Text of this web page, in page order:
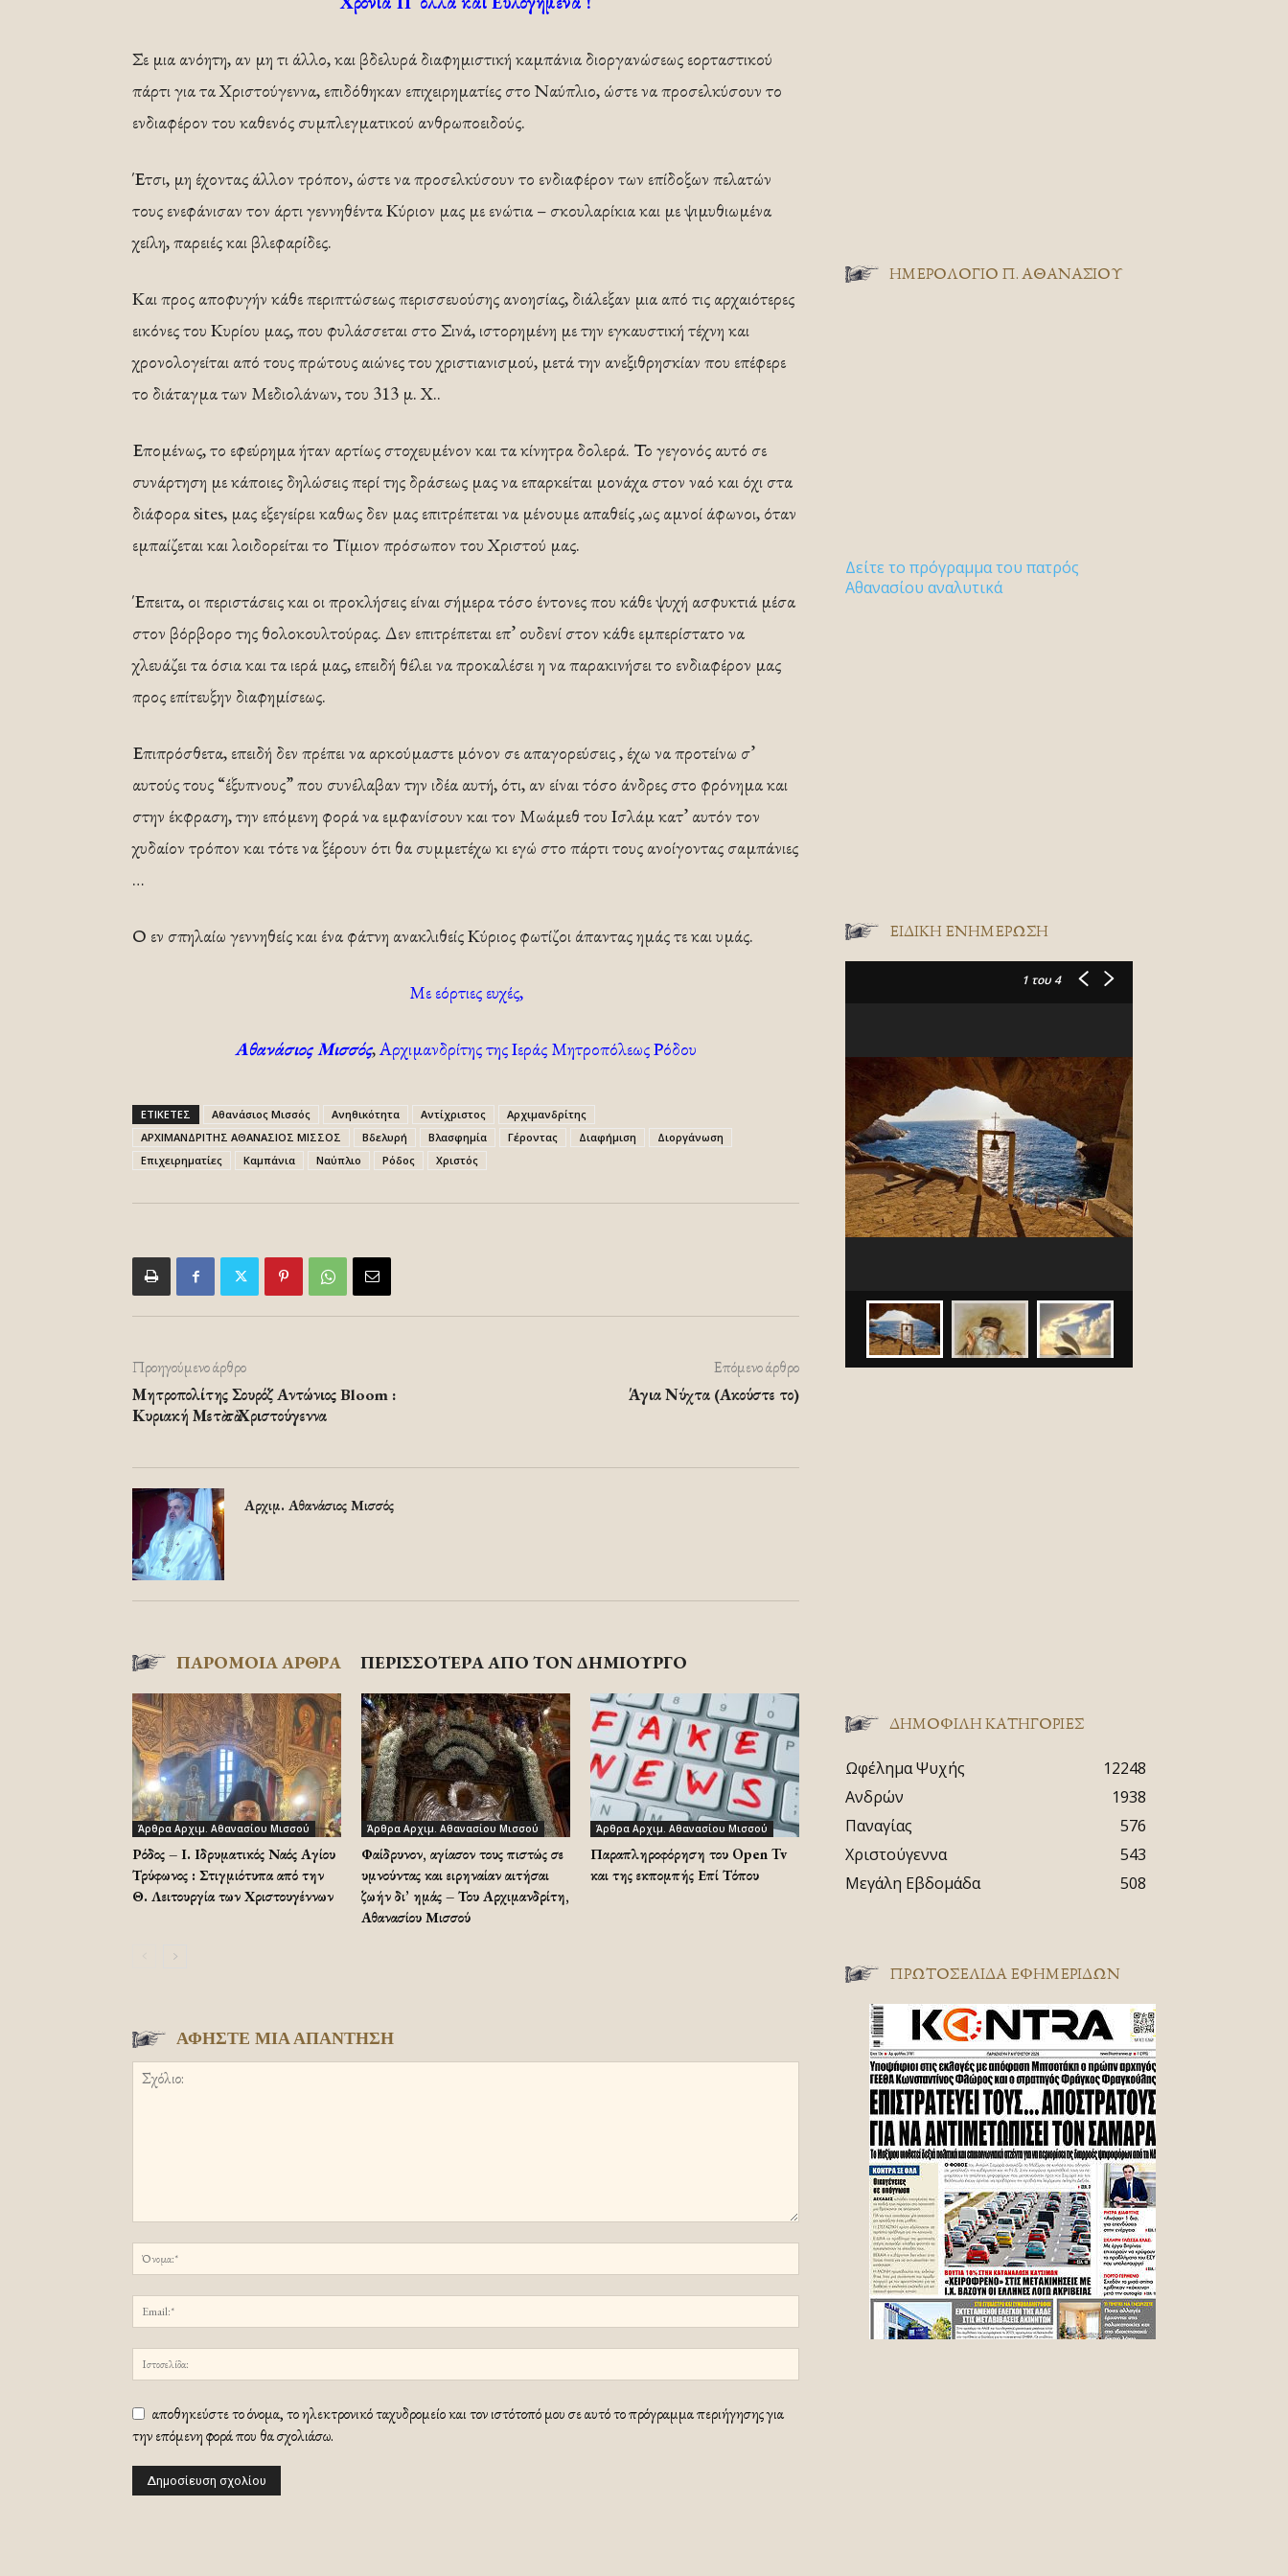
Σε μια ανόητη, αν μη τι άλλο, και βδελυρά διαφημιστική καμπάνια διοργανώσεως εορταστικού
πάρτι για τα Χριστούγεννα, επιδόθηκαν επιχειρηματίες στο Ναύπλιο, ώστε να προσελκύσουν το
ενδιαφέρον του καθενός συμπλεγματικού ανθρωποειδούς.
Έτσι, μη έχοντας άλλον τρόπον, ώστε να προσελκύσουν το ενδιαφέρον των επίδοξων πελατών
τους ενεφάνισαν τον άρτι γεννηθέντα Κύριον μας με ενώτια – σκουλαρίκια και με ψιμυθιωμένα
χείλη, παρειές και βλεφαρίδες.
Και προς αποφυγήν κάθε περιπτώσεως περισσευούσης ανοησίας, διάλεξαν μια από τις αρχαιότερες
εικόνες του Κυρίου μας, που φυλάσσεται στο Σινά, ιστορημένη με την εγκαυστική τέχνη και
χρονολογείται από τους πρώτους αιώνες του χριστιανισμού, μετά την ανεξιθρησκίαν που επέφερε
το διάταγμα των Μεδιολάνων, του 313 μ. Χ..
Επομένως, το εφεύρημα ήταν αρτίως στοχευμένον και τα κίνητρα δολερά. Το γεγονός αυτό σε
συνάρτηση με κάποιες δηλώσεις περί της δράσεως μας να επαρκείται μονάχα στον ναό και όχι στα
διάφορα sites, μας εξεγείρει καθως δεν μας επιτρέπεται να μένουμε απαθείς ,ως αμνοί άφωνοι, όταν
εμπαίζεται και λοιδορείται το Τίμιον πρόσωπον του Χριστού μας.
Έπειτα, οι περιστάσεις και οι προκλήσεις είναι σήμερα τόσο έντονες που κάθε ψυχή ασφυκτιά μέσα
στον βόρβορο της θολοκουλτούρας. Δεν επιτρέπεται επ’ ουδενί στον κάθε εμπερίστατο να
χλευάζει τα όσια και τα ιερά μας, επειδή θέλει να προκαλέσει η να παρακινήσει το ενδιαφέρον μας
προς επίτευξην διαφημίσεως.
Επιπρόσθετα, επειδή δεν πρέπει να αρκούμαστε μόνον σε απαγορεύσεις , έχω να προτείνω σ’
αυτούς τους “έξυπνους” που συνέλαβαν την ιδέα αυτή, ότι, αν είναι τόσο άνδρες στο φρόνημα και
στην έκφραση, την επόμενη φορά να εμφανίσουν και τον Μωάμεθ του Ισλάμ κατ’ αυτόν τον
χυδαίον τρόπον και τότε να ξέρουν ότι θα συμμετέχω κι εγώ στο πάρτι τους ανοίγοντας σαμπάνιες
…
Ο εν σπηλαίω γεννηθείς και ένα φάτνη ανακλιθείς Κύριος φωτίζοι άπαντας ημάς τε και υμάς.
Με εόρτιες ευχές,
Αθανάσιος Μισσός,Αρχιμανδρίτης της Ιεράς Μητροπόλεως Ρόδου
ΕΤΙΚΕΤΕΣ Αθανάσιος Μισσός Ανηθικότητα Αντίχριστος
Αρχιμανδρίτης
ΑΡΧΙΜΑΝΔΡΙΤΗΣ ΑΘΑΝΑΣΙΟΣ ΜΙΣΣΟΣ
Βδελυρή Βλασφημία Γέροντας Διαφήμιση
Διοργάνωση
Επιχειρηματίες
Καμπάνια Ναύπλιο Ρόδος Χριστός
Προηγούμενο άρθρο
Μητροπολίτης Σουρόζ Αντώνιος Bloom :
Κυριακή Μετὰ τὰ Χριστούγεννα
Επόμενο άρθρο
Άγια Νύχτα (Ακούστε το)
Αρχιμ. Αθανάσιος Μισσός
ΠΑΡΟΜΟΙΑ ΑΡΘΡΑ ΠΕΡΙΣΣΟΤΕΡΑ ΑΠΟ ΤΟΝ ΔΗΜΙΟΥΡΓΟ
Άρθρα Αρχιμ. Αθανασίου Μισσού
Ρόδος – Ι. Ιδρυματικός Ναός Αγίου
Τρύφωνος : Στιγμιότυπα από την
Θ. Λειτουργία των Χριστουγέννων
Άρθρα Αρχιμ. Αθανασίου Μισσού
Φαίδρυνον, αγίασον τους πιστώς σε
υμνούντας και ειρηναίαν αιτήσαι
ζωήν δι’ ημάς – Του Αρχιμανδρίτη,
Αθανασίου Μισσού
Άρθρα Αρχιμ. Αθανασίου Μισσού
Παραπληροφόρηση του Open Tv
και της εκπομπής Επί Τόπου
ΑΦΗΣΤΕ ΜΙΑ ΑΠΑΝΤΗΣΗ
αποθηκεύστε το όνομα, το ηλεκτρονικό ταχυδρομείο και τον ιστότοπό μου σε αυτό το πρόγραμμα περιήγησης για
την επόμενη φορά που θα σχολιάσω.
ΗΜΕΡΟΛΟΓΙΟ Π. ΑΘΑΝΑΣΙΟΥ
Δείτε το πρόγραμμα του πατρός
Αθανασίου αναλυτικά
ΕΙΔΙΚΉ ΕΝΗΜΈΡΩΣΗ
1 του 4
ΔΗΜΟΦΙΛΗ ΚΑΤΗΓΟΡΙΕΣ
Ωφέλημα Ψυχής
12248
Ανδρών
1938
Παναγίας
576
Χριστούγεννα
543
Μεγάλη Εβδομάδα
508
ΠΡΩΤΟΣΈΛΙΔΑ ΕΦΗΜΕΡΊΔΩΝ